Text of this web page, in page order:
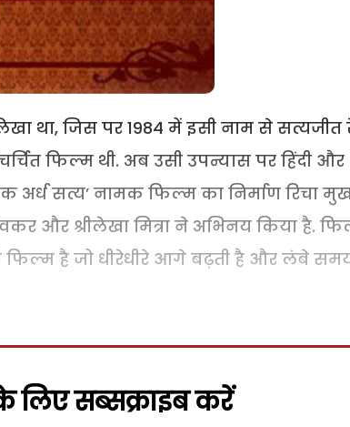
था, जिस पर 1984 में इसी नाम से सत्यजीत
फिल्म थी. अब उसी उपन्यास पर हिंदी और
अर्ध सत्य’ नामक फिल्म का निर्माण रिचा
और श्रीलेखा मित्रा ने अभिनय किया है.
फिल्म है जो धीरेधीरे आगे बढ़ती है और लंबे
सब्सक्राइब करें